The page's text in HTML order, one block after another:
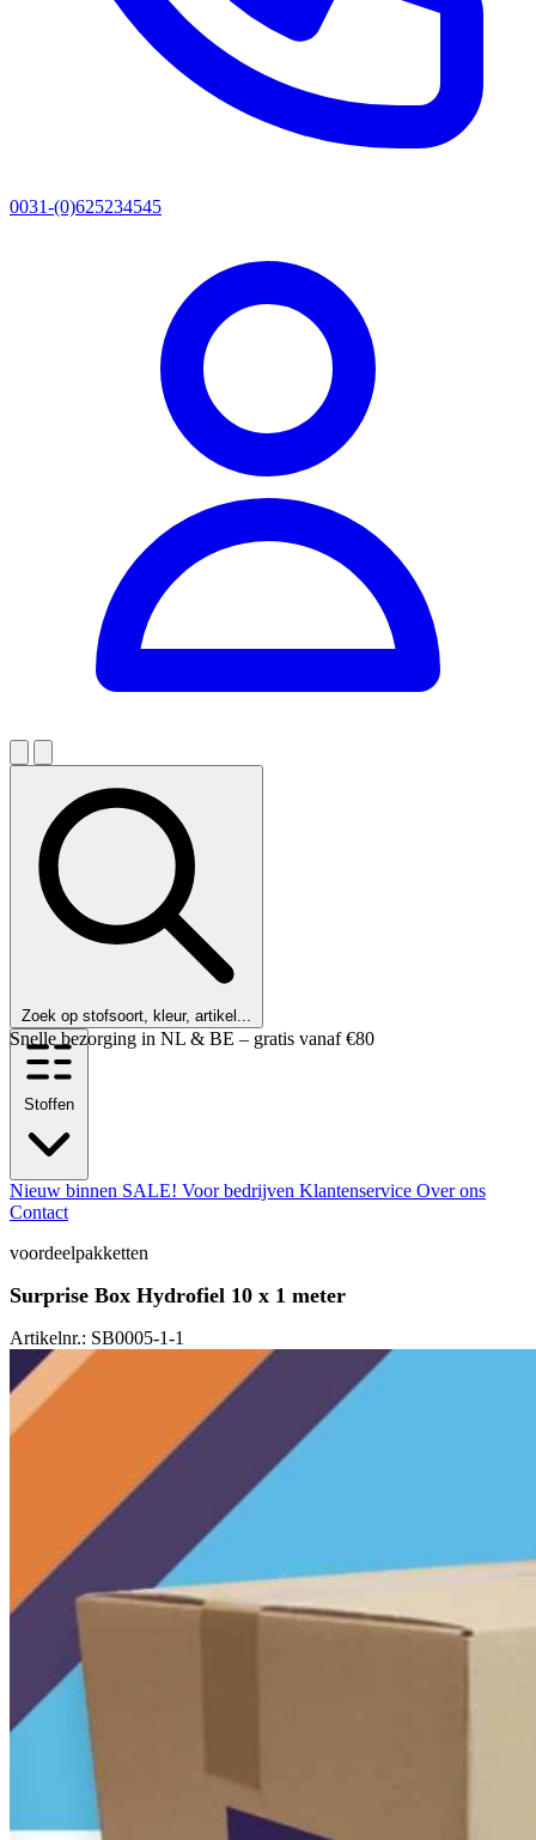
0031-(0)625234545
Zoek op stofsoort, kleur, artikel...
Stoffen
Nieuw binnen SALE! Voor bedrijven Klantenservice Over ons
Contact
voordeelpakketten
Surprise Box Hydrofiel 10 x 1 meter
Artikelnr.: SB0005-1-1